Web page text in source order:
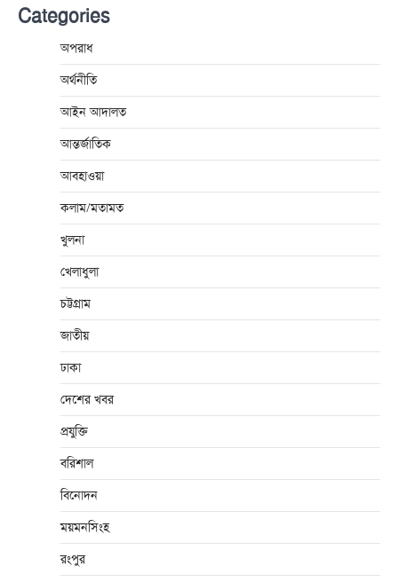
Categories
অপরাধ
অর্থনীতি
আইন আদালত
আন্তর্জাতিক
আবহাওয়া
কলাম/মতামত
খুলনা
খেলাধুলা
চট্টগ্রাম
জাতীয়
ঢাকা
দেশের খবর
প্রযুক্তি
বরিশাল
বিনোদন
ময়মনসিংহ
রংপুর